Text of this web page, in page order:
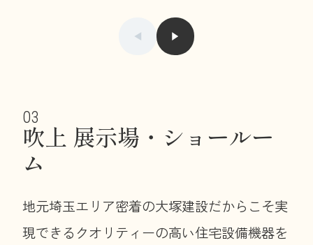
01/05
吹上 展示場・ショールー
ム
地元埼玉エリア密着の大塚建設だからこそ実
現できるクオリティーの高い住宅設備機器を